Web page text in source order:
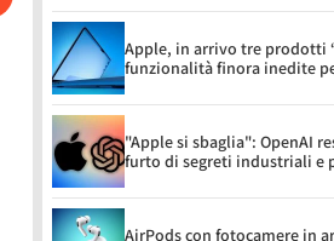
Apple, in arrivo tre prodotti
funzionalità finora inedite
"Apple si sbaglia": OpenAI
furto di segreti industriali e
AirPods con fotocamere in